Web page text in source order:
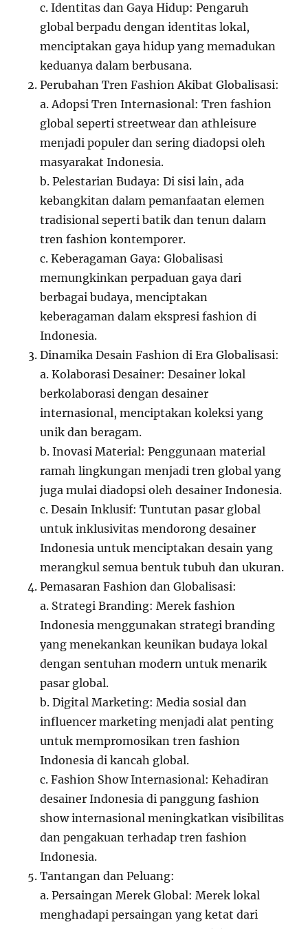
c. Identitas dan Gaya Hidup: Pengaruh
global berpadu dengan identitas lokal,
menciptakan gaya hidup yang memadukan
keduanya dalam berbusana.
Perubahan Tren Fashion Akibat Globalisasi:
a. Adopsi Tren Internasional: Tren fashion
global seperti streetwear dan athleisure
menjadi populer dan sering diadopsi oleh
masyarakat Indonesia.
b. Pelestarian Budaya: Di sisi lain, ada
kebangkitan dalam pemanfaatan elemen
tradisional seperti batik dan tenun dalam
tren fashion kontemporer.
c. Keberagaman Gaya: Globalisasi
memungkinkan perpaduan gaya dari
berbagai budaya, menciptakan
keberagaman dalam ekspresi fashion di
Indonesia.
Dinamika Desain Fashion di Era Globalisasi:
a. Kolaborasi Desainer: Desainer lokal
berkolaborasi dengan desainer
internasional, menciptakan koleksi yang
unik dan beragam.
b. Inovasi Material: Penggunaan material
ramah lingkungan menjadi tren global yang
juga mulai diadopsi oleh desainer Indonesia.
c. Desain Inklusif: Tuntutan pasar global
untuk inklusivitas mendorong desainer
Indonesia untuk menciptakan desain yang
merangkul semua bentuk tubuh dan ukuran.
Pemasaran Fashion dan Globalisasi:
a. Strategi Branding: Merek fashion
Indonesia menggunakan strategi branding
yang menekankan keunikan budaya lokal
dengan sentuhan modern untuk menarik
pasar global.
b. Digital Marketing: Media sosial dan
influencer marketing menjadi alat penting
untuk mempromosikan tren fashion
Indonesia di kancah global.
c. Fashion Show Internasional: Kehadiran
desainer Indonesia di panggung fashion
show internasional meningkatkan visibilitas
dan pengakuan terhadap tren fashion
Indonesia.
Tantangan dan Peluang:
a. Persaingan Merek Global: Merek lokal
menghadapi persaingan yang ketat dari